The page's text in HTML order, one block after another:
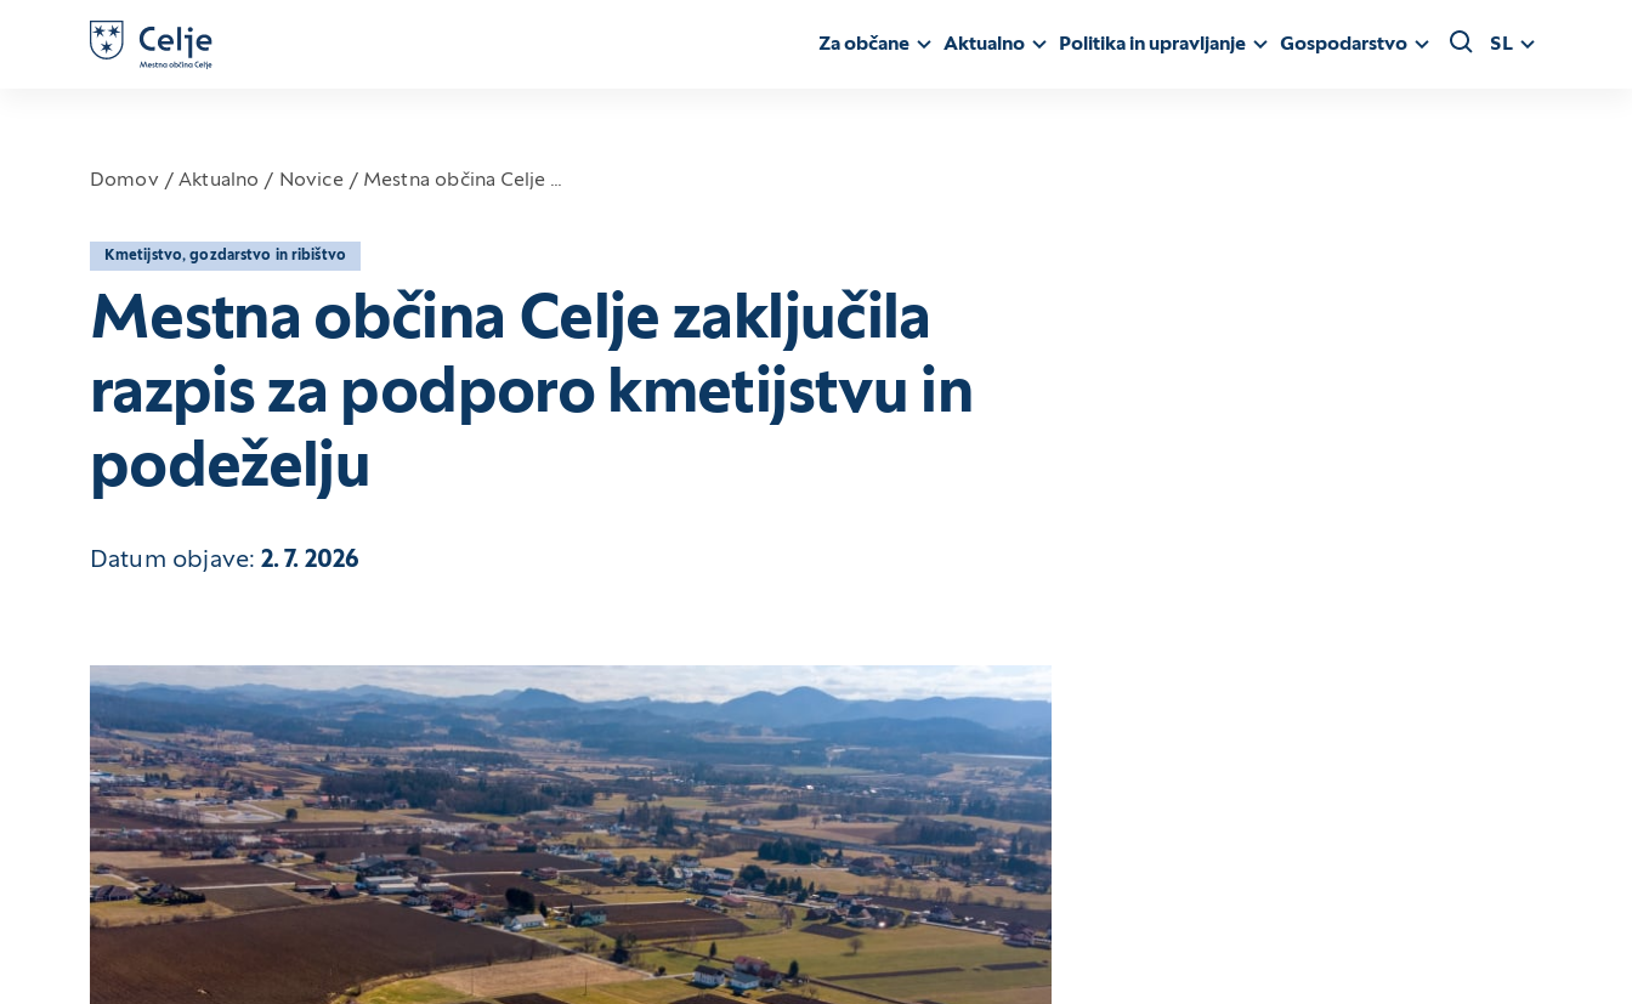
Za občane Aktualno Politika in upravljanje Gospodarstvo SL
Domov Aktualno Novice Mestna občina Celje …
Kmetijstvo, gozdarstvo in ribištvo
Mestna občina Celje zaključila
razpis za podporo kmetijstvu in
podeželju
Datum objave: 2. 7. 2026